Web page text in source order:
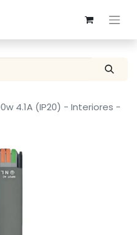
4.1A (IP20) - Interiores -